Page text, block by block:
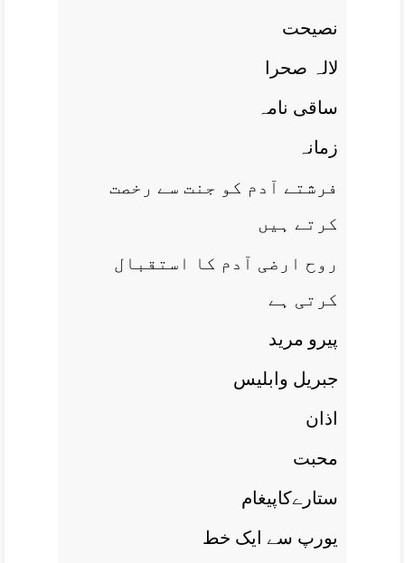
نصيحت
لالہ صحرا
ساقی نامہ
زمانہ
فرشتے آدم کو جنت سے رخصت
کرتے ہيں
روح ارضی آدم کا استقبال
کرتی ہے
پيرو مريد
جبريل وابليس
اذان
محبت
ستارےکاپيغام
يورپ سے ايک خط